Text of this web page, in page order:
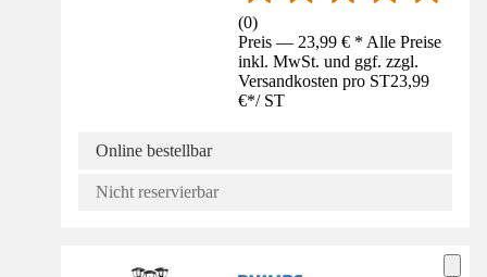
(0)
Preis — 23,99 € * Alle Preise
inkl. MwSt. und ggf. zzgl.
Versandkosten pro ST23,99
€*/ ST
Online bestellbar
Nicht reservierbar